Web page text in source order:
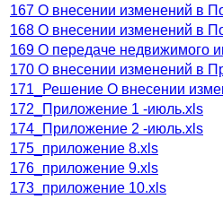
167 О внесении изменений в
168 О внесении изменений в
169 О передаче недвижимого
170 О внесении изменений в
171_Решение О внесении
172_Приложение 1 -июль.xls
174_Приложение 2 -июль.xls
175_приложение 8.xls
176_приложение 9.xls
173_приложение 10.xls